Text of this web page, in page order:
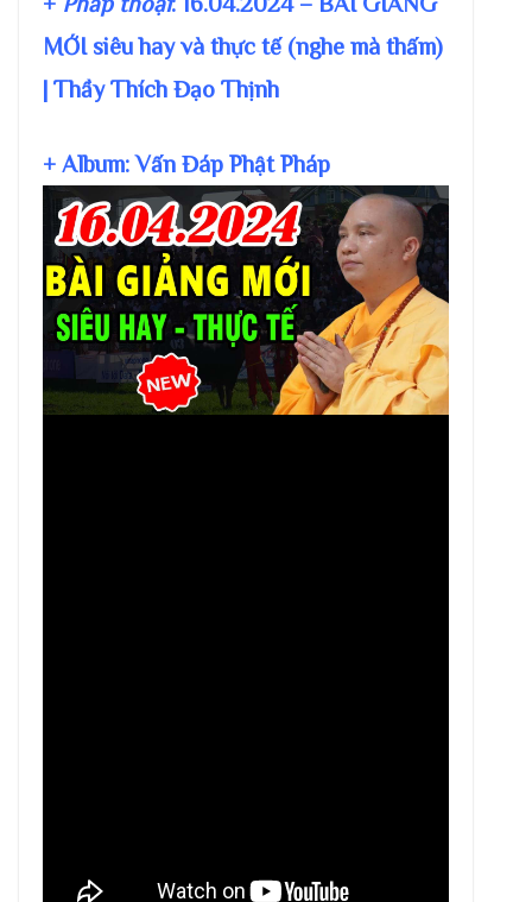
MỚI siêu hay và thực tế (nghe mà thấm)
| Thầy Thích Đạo Thịnh
+ Album: Vấn Đáp Phật Pháp